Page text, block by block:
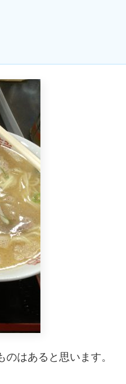
のはあると思います。